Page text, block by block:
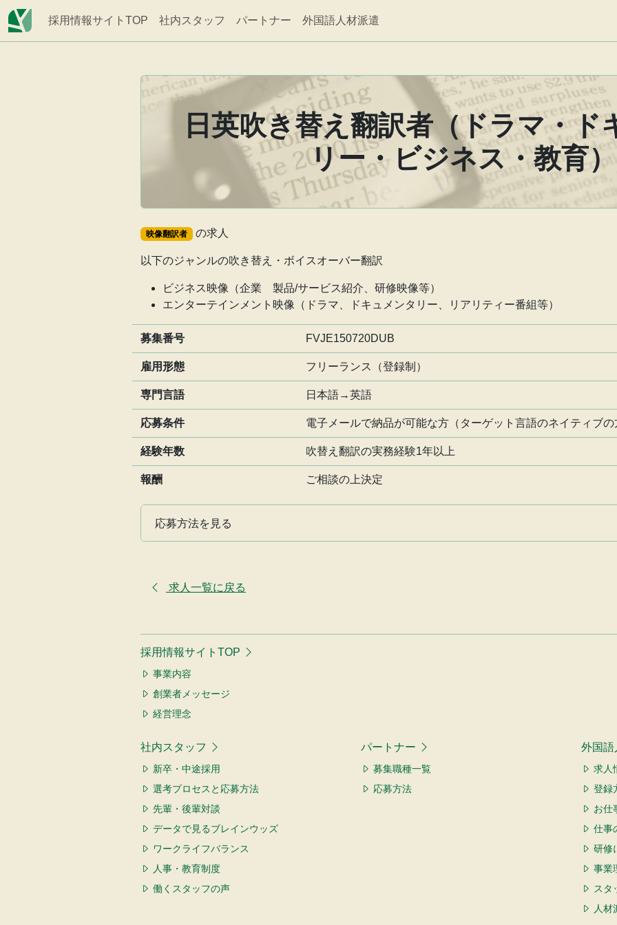
採用情報サイトTOP 社内スタッフ パートナー 外国語人材派遣
日英吹き替え翻訳者（ドラマ・ド
リー・ビジネス・教育）
映像翻訳者 の求人
以下のジャンルの吹き替え・ボイスオーバー翻訳
ビジネス映像（企業 製品/サービス紹介、研修映像等）
エンターテインメント映像（ドラマ、ドキュメンタリー、リアリティー番組等）
募集番号 FVJE150720DUB
雇用形態 フリーランス（登録制）
専門言語 日本語→英語
応募条件 電子メールで納品が可能な方（ターゲット言語のネイティブの
経験年数 吹替え翻訳の実務経験1年以上
報酬 ご相談の上決定
応募方法を見る
求人一覧に戻る
採用情報サイトTOP
事業内容
創業者メッセージ
経営理念
社内スタッフ
新卒・中途採用
選考プロセスと応募方法
先輩・後輩対談
データで見るブレインウッズ
ワークライフバランス
人事・教育制度
働くスタッフの声
パートナー
募集職種一覧
応募方法
外国語
求人
登録
お仕
仕事
研修
事業
スタ
人材